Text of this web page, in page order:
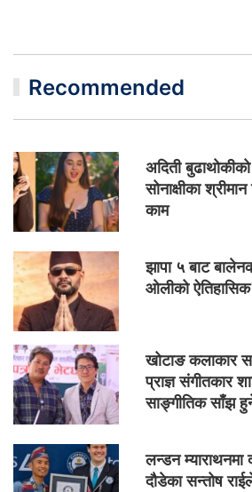
Recommended
अदिती
सोनाक्षीका
काम
झापा ५ बाट
ओलीको ऐतिहासिक
खोटाङ कलाकार
प्राज्ञ संगीतकार
साङ्गीतिक साँझ
लन्डन म्याराथनमा
दौडेका सन्तोष